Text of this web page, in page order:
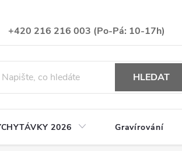
+420 216 216 003
HLEDAT
2026 Gravírování